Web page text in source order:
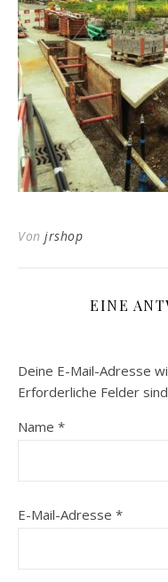
Von jrshop
EINE
Deine E-Mail-Adresse
Erforderliche Felder
Name *
E-Mail-Adresse *